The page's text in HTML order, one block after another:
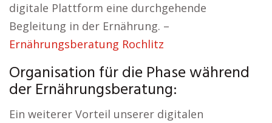
digitale Plattform eine durchgehende
Begleitung in der Ernährung. –
Ernährungsberatung Rochlitz
Organisation für die Phase während
der Ernährungsberatung:
Ein weiterer Vorteil unserer digitalen